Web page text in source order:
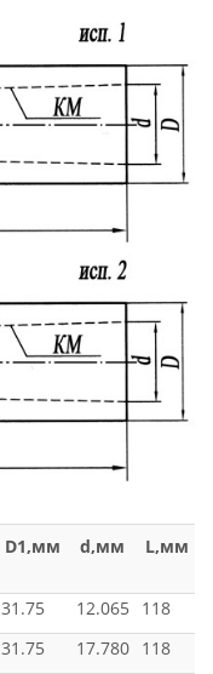
D1,мм d,мм L,мм
31.75 12.065 118
31.75 17.780 118